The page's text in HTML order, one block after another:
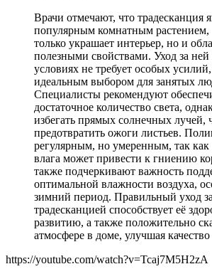
Врачи отмечают, что традесканция
популярным комнатным растением,
только украшает интерьер, но и
полезными свойствами. Уход за
условиях не требует особых усилий,
идеальным выбором для занятых
Специалисты рекомендуют
достаточное количество света,
избегать прямых солнечных лучей,
предотвратить ожоги листьев.
регулярным, но умеренным, так как
влага может привести к гниению
также подчеркивают важность
оптимальной влажности воздуха,
зимний период. Правильный уход за
традесканцией способствует её
развитию, а также положительно
атмосфере в доме, улучшая качество
https://youtube.com/watch?v=Tcaj7M5H2zA